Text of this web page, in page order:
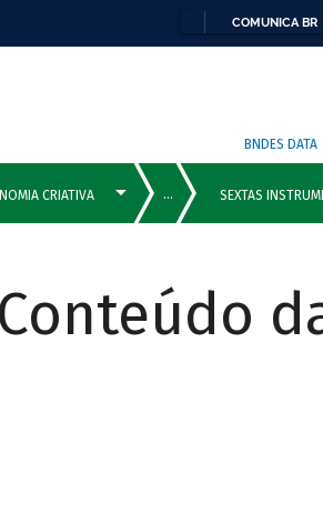
COMUNICA BR
BNDES DATA